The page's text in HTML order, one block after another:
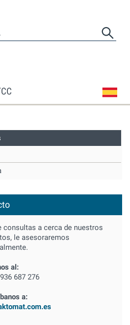
consultas a cerca de nuestros
le asesoraremos
al:
687 276
a: